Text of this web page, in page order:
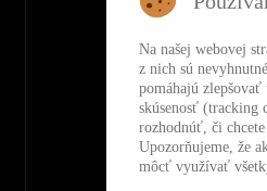
Na našej webovej
z nich sú
pomáhajú
skúsenosť (tracking
rozhodnúť, či
Upozorňujeme, že
môcť využívať